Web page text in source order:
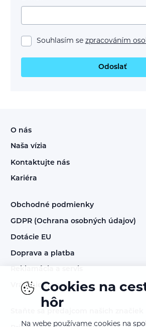
Souhlasím se zpracováním
Odoslať
O nás
Naša vízia
Kontaktujte nás
Kariéra
Obchodné podmienky
GDPR (Ochrana osobných údajov)
Dotácie EU
Doprava a platba
Vrátenie tovaruCookies na
hôr
Na webe používame cookies na